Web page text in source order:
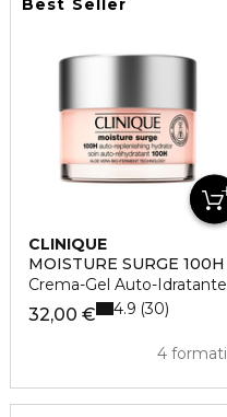
Best Seller
CLINIQUE
MOISTURE SURGE 100H
Crema-Gel Auto-Idratante
32,00 €
4 formati
4.9 30